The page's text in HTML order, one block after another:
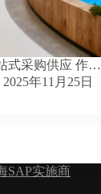
式采购供应 作…
2025年11月25日
SAP实施商